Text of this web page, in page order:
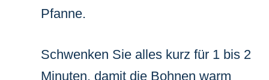
Pfanne.
Schwenken Sie alles kurz für 1 bis 2
Minuten, damit die Bohnen warm